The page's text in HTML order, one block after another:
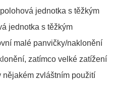
jednotka s těžkým
jednotka s těžkým
malé panvičky/naklonění
zatímco velké zatížení
zvláštním použití